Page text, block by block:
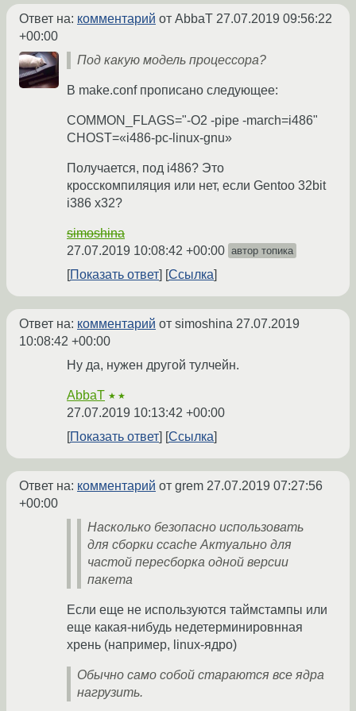
Ответ на: комментарий от AbbaT 27.07.2019 09:56:22
+00:00
Под какую модель процессора?
В make.conf прописано следующее:
COMMON_FLAGS="-O2 -pipe -march=i486"
CHOST=«i486-pc-linux-gnu»
Получается, под i486? Это
кросскомпиляция или нет, если Gentoo 32bit
i386 x32?
simoshina
27.07.2019 10:08:42 +00:00 автор топика
Показать ответ Ссылка
Ответ на: комментарий от simoshina 27.07.2019
10:08:42 +00:00
Ну да, нужен другой тулчейн.
AbbaT ★★
27.07.2019 10:13:42 +00:00
Показать ответ
Ссылка
Ответ на: комментарий от grem 27.07.2019 07:27:56
+00:00
Насколько безопасно использовать
для сборки ccache Актуально для
частой пересборка одной версии
пакета
Если еще не используются таймстампы или
еще какая-нибудь недетерминировнная
хрень (например, linux-ядро)
Обычно само собой стараются все ядра
нагрузить.